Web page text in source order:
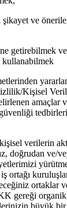
ve
getirebilmek
kullanabilmek
Kişisel
amaçlar
verilerin
doğrudan ve/
iş ortağı
ortaklar
organik
büyük bir